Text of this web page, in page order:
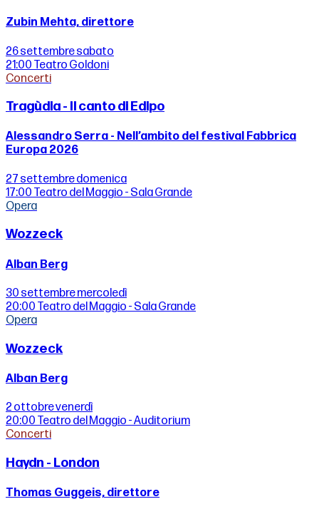
Zubin Mehta, direttore
26 settembresabato
21:00 Teatro Goldoni
Concerti
Tragùdia - Il canto di Edipo
Alessandro Serra - Nell’ambito del festival Fabbrica
Europa 2026
27 settembredomenica
17:00 Teatro del Maggio - Sala Grande
Opera
Wozzeck
Alban Berg
30 settembremercoledì
20:00 Teatro del Maggio - Sala Grande
Opera
Wozzeck
Alban Berg
2 ottobrevenerdì
20:00 Teatro del Maggio - Auditorium
Concerti
Haydn - London
Thomas Guggeis, direttore